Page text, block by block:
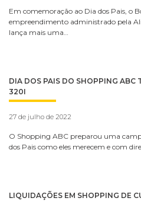
Em comemoração ao Dia dos Pais, o
empreendimento administrado pela
lança mais uma…
DIA DOS PAIS DO SHOPPING ABC
320I
27 de julho de 2022
O Shopping ABC preparou uma
dos Pais como eles merecem e com
LIQUIDAÇÕES EM SHOPPING DE